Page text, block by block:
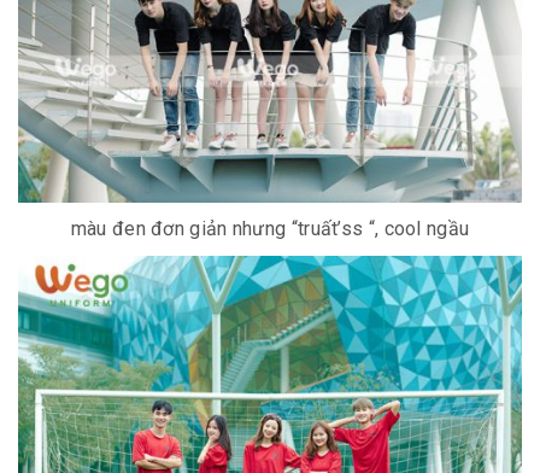
màu đen đơn giản nhưng “truất’ss “, cool ngầu